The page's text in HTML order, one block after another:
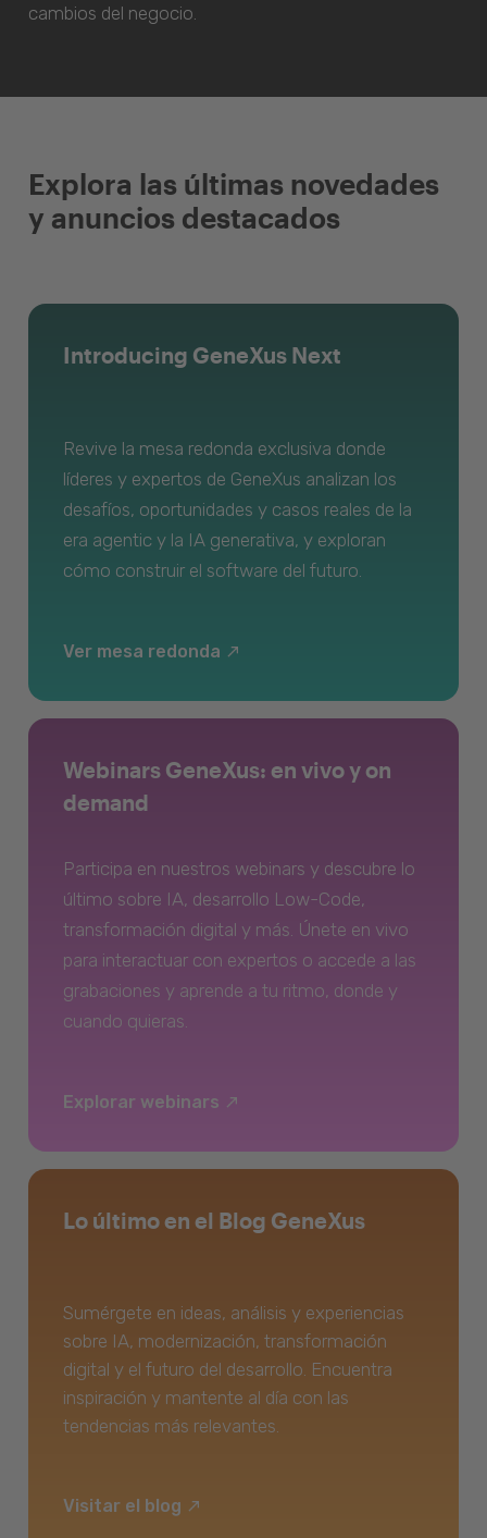
cambios del negocio.
Explora las últimas novedades
y anuncios destacados
Introducing GeneXus Next
Revive la mesa redonda exclusiva donde
líderes y expertos de GeneXus analizan los
desafíos, oportunidades y casos reales de la
era agentic y la IA generativa, y exploran
cómo construir el software del futuro.
Ver mesa redonda
Webinars GeneXus: en vivo y on
demand
Participa en nuestros webinars y descubre lo
último sobre IA, desarrollo Low-Code,
transformación digital y más. Únete en vivo
para interactuar con expertos o accede a las
grabaciones y aprende a tu ritmo, donde y
cuando quieras.
Explorar webinars
Lo último en el Blog GeneXus
Sumérgete en ideas, análisis y experiencias
sobre IA, modernización, transformación
digital y el futuro del desarrollo. Encuentra
inspiración y mantente al día con las
tendencias más relevantes.
Visitar el blog